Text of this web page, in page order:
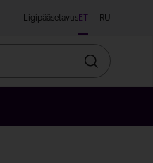
LigipääsetavusET RU
Otsin